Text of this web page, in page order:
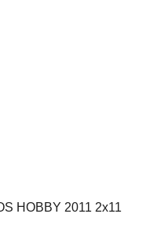
HOBBY 2011 2x11